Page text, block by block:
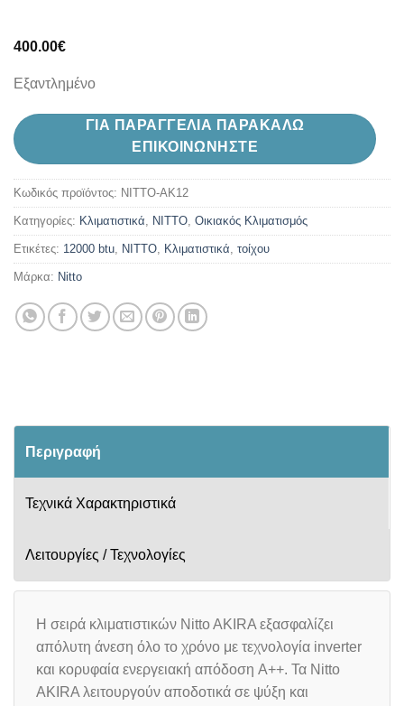
400.00€
Εξαντλημένο
ΓΙΑ ΠΑΡΑΓΓΕΛΙΑ ΠΑΡΑΚΑΛΩ
ΕΠΙΚΟΙΝΩΝΗΣΤΕ
Κωδικός προϊόντος: NITTO-AK12
Κατηγορίες: Kλιματιστικά NITTO Oικιακός Κλιματισμός
Ετικέτες: 12000 btu NITTO Κλιματιστικά τοίχου
Μάρκα: Nitto
Περιγραφή
Τεχνικά Χαρακτηριστικά
Λειτουργίες / Τεχνολογίες
Η σειρά κλιματιστικών Nitto AKIRA εξασφαλίζει
απόλυτη άνεση όλο το χρόνο με τεχνολογία inverter
και κορυφαία ενεργειακή απόδοση A++. Τα Nitto
AKIRA λειτουργούν αποδοτικά σε ψύξη και